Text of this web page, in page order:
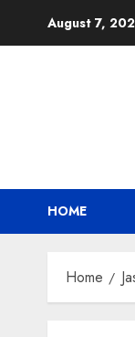
August 7,
HOME
Home